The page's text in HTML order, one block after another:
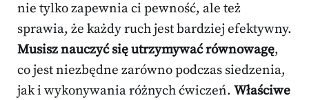
nie tylko zapewnia ci pewność, ale też
sprawia, że każdy ruch jest bardziej efektywny.
Musisz nauczyć się utrzymywać równowagę,
co jest niezbędne zarówno podczas siedzenia,
jak i wykonywania różnych ćwiczeń. Właściwe